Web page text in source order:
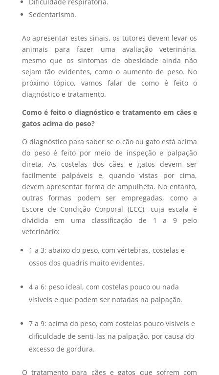
Dificuldade respiratória.
Sedentarismo.
Ao apresentar estes sinais, os tutores devem levar os
animais para fazer uma avaliação veterinária,
mesmo que os sintomas de obesidade ainda não
sejam tão evidentes, como o aumento de peso. No
próximo tópico, vamos falar de como é feito o
diagnóstico e tratamento.
Como é feito o diagnóstico e tratamento em cães e
gatos acima do peso?
O diagnóstico para saber se o cão ou gato está acima
do peso é feito por meio de inspeção e palpação
direta. As costelas dos cães e gatos devem ser
facilmente palpáveis e, quando vistas por cima,
devem apresentar forma de ampulheta. No entanto,
outras formas podem ser empregadas, como a
Escore de Condição Corporal (ECC), cuja escala é
dividida em uma classificação de 1 a 9 pelo
veterinário:
1 a 3: abaixo do peso, com vértebras, costelas e
ossos dos quadris muito evidentes.
4 a 6: peso ideal, com costelas pouco ou nada
visíveis e que podem ser notadas na palpação.
7 a 9: acima do peso, com costelas pouco visíveis e
dificuldade de senti-las na palpação, por causa do
excesso de gordura.
O tratamento para cães e gatos que sofrem com